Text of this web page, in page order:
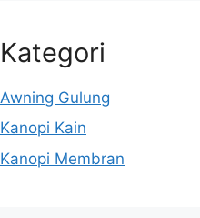
Kategori
Awning Gulung
Kanopi Kain
Kanopi Membran